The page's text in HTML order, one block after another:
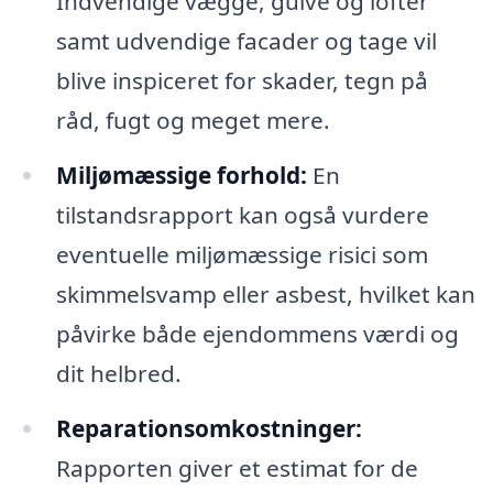
samt udvendige facader og tage vil
blive inspiceret for skader, tegn på
råd, fugt og meget mere.
Miljømæssige forhold: En
tilstandsrapport kan også vurdere
eventuelle miljømæssige risici som
skimmelsvamp eller asbest, hvilket kan
påvirke både ejendommens værdi og
dit helbred.
Reparationsomkostninger:
Rapporten giver et estimat for de